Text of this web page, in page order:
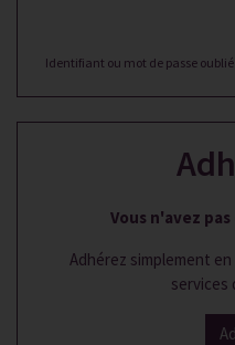
Identifiant ou mot de passe oublié
Vous n'avez
Adhérez simplement
services